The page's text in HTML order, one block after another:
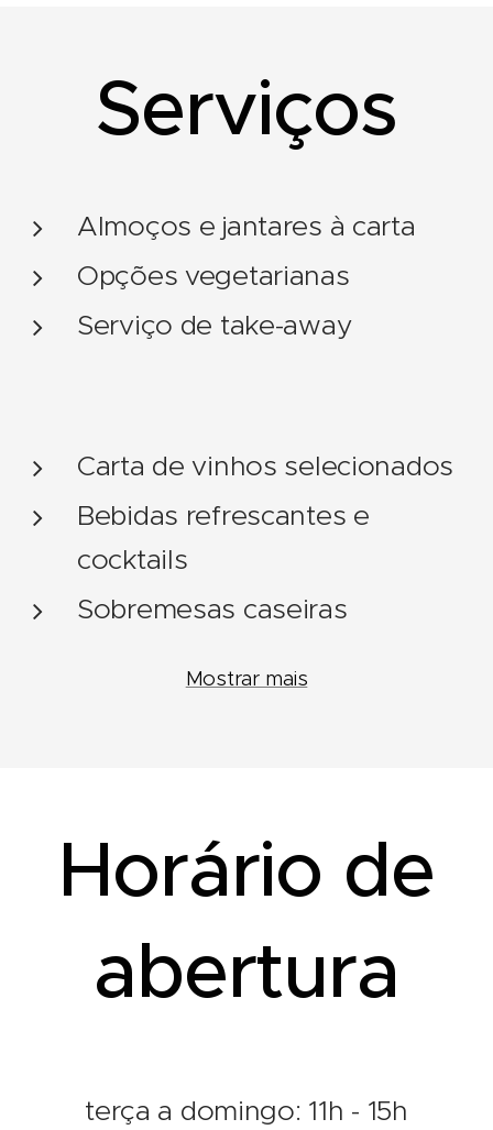
Serviços
Almoços e jantares à carta
Opções vegetarianas
Serviço de take-away
Carta de vinhos selecionados
Bebidas refrescantes e
cocktails
Sobremesas caseiras
Mostrar mais
Horário de
abertura
terça a domingo: 11h - 15h